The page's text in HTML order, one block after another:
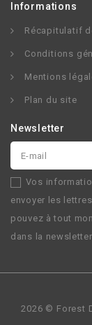
Informations
Récapitulatif
Conditions
Mentions
Plan du site
Newsletter
Vos
envoyer les
pouvez à tout
dans la
2026 © Forest